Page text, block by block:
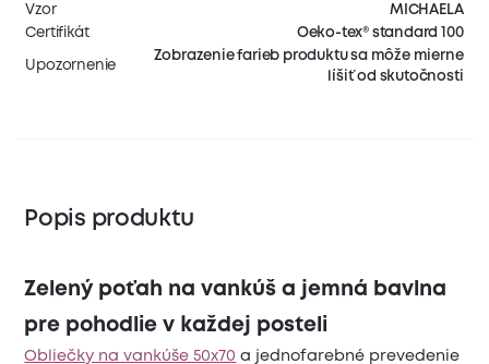
Vzor
MICHAELA
Certifikát
Oeko-tex® standard 100
Upozornenie
Zobrazenie farieb produktu sa môže mierne
líšiť od skutočnosti
Popis produktu
Zelený poťah na vankúš a jemná bavlna
pre pohodlie v každej posteli
Obliečky na vankúše 50x70 a jednofarebné prevedenie